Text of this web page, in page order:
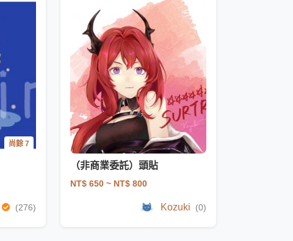
尚餘 7
(276)
（非商業委託）頭貼
NT$ 650 ~ NT$ 800
Kozuki (0)